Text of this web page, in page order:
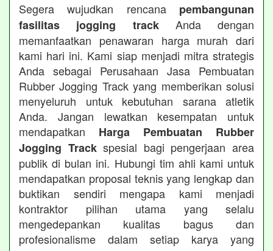
Segera wujudkan rencana pembangunan
fasilitas jogging trackAnda dengan
memanfaatkan penawaran harga murah dari
kami hari ini. Kami siap menjadi mitra strategis
Anda sebagai Perusahaan Jasa Pembuatan
Rubber Jogging Track yang memberikan solusi
menyeluruh untuk kebutuhan sarana atletik
Anda. Jangan lewatkan kesempatan untuk
mendapatkan Harga Pembuatan Rubber
Jogging Trackspesial bagi pengerjaan area
publik di bulan ini. Hubungi tim ahli kami untuk
mendapatkan proposal teknis yang lengkap dan
buktikan sendiri mengapa kami menjadi
kontraktor pilihan utama yang selalu
mengedepankan kualitas bagus dan
profesionalisme dalam setiap karya yang